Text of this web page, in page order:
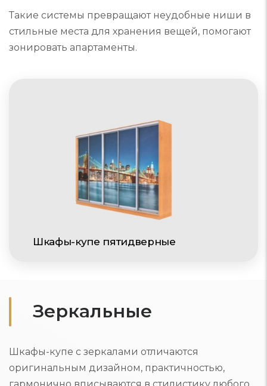
Шкафы-купе пятидверные
Такие системы превращают неудобные ниши в
стильные места для хранения вещей, помогают
зонировать апартаменты.
Зеркальные
Шкафы-купе с зеркалами отличаются
оригинальным дизайном, практичностью,